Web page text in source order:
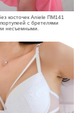
косточек Aniele ПМ141
с бретелями
несъемными.